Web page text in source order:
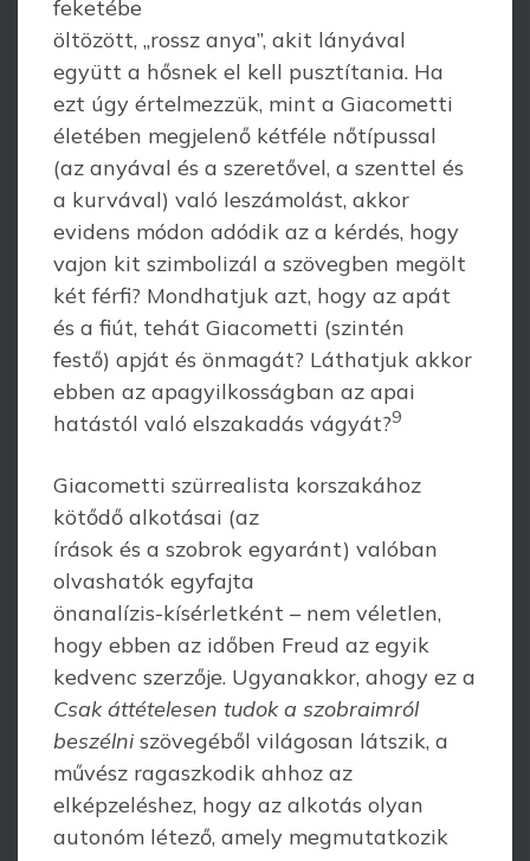
feketébe
öltözött, „rossz anya”, akit lányával
együtt a hősnek el kell pusztítania. Ha
ezt úgy értelmezzük, mint a Giacometti
életében megjelenő kétféle nőtípussal
(az anyával és a szeretővel, a szenttel és
a kurvával) való leszámolást, akkor
evidens módon adódik az a kérdés, hogy
vajon kit szimbolizál a szövegben megölt
két férfi? Mondhatjuk azt, hogy az apát
és a fiút, tehát Giacometti (szintén
festő) apját és önmagát? Láthatjuk akkor
ebben az apagyilkosságban az apai
hatástól való elszakadás vágyát?9
Giacometti szürrealista korszakához
kötődő alkotásai (az
írások és a szobrok egyaránt) valóban
olvashatók egyfajta
önanalízis-kísérletként – nem véletlen,
hogy ebben az időben Freud az egyik
kedvenc szerzője. Ugyanakkor, ahogy ez a
Csak áttételesen tudok a szobraimról
beszélniszövegéből világosan látszik, a
művész ragaszkodik ahhoz az
elképzeléshez, hogy az alkotás olyan
autonóm létező, amely megmutatkozik